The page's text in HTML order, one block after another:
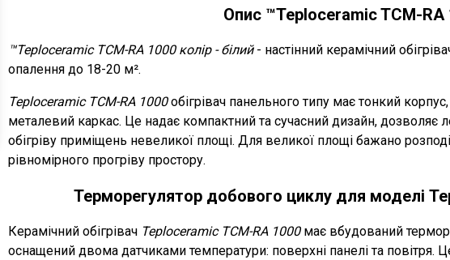
Опис ™Teploceramic TCM-RA
™Teploceramic TCM-RA 1000 колір - білий- настінний керамічний
опалення до 18-20 м².
Teploceramic TCM-RA 1000обігрівач панельного типу має тонкий
металевий каркас. Це надає компактний та сучасний дизайн, дозволяє
обігріву приміщень невеликої площі. Для великої площі бажано
рівномірного прогріву простору.
Терморегулятор добового циклу для моделі
Керамічний обігрівач Teploceramic TCM-RA 1000має вбудований
оснащений двома датчиками температури: поверхні панелі та повітря.